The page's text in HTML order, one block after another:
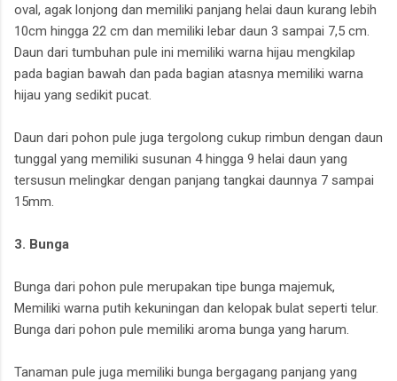
oval, agak lonjong dan memiliki panjang helai daun kurang lebih
10cm hingga 22 cm dan memiliki lebar daun 3 sampai 7,5 cm.
Daun dari tumbuhan pule ini memiliki warna hijau mengkilap
pada bagian bawah dan pada bagian atasnya memiliki warna
hijau yang sedikit pucat.
Daun dari pohon pule juga tergolong cukup rimbun dengan daun
tunggal yang memiliki susunan 4 hingga 9 helai daun yang
tersusun melingkar dengan panjang tangkai daunnya 7 sampai
15mm.
3. Bunga
Bunga dari pohon pule merupakan tipe bunga majemuk,
Memiliki warna putih kekuningan dan kelopak bulat seperti telur.
Bunga dari pohon pule memiliki aroma bunga yang harum.
Tanaman pule juga memiliki bunga bergagang panjang yang